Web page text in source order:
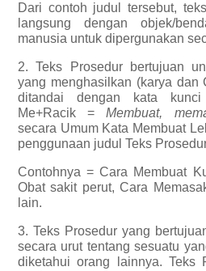
Dari contoh judul tersebut,
langsung dengan objek/
manusia untuk dipergunakan
2. Teks Prosedur bertujuan
yang menghasilkan (karya dan
ditandai dengan kata kunci
Me+Racik =Membuat,
secara Umum Kata Membuat
penggunaan judul Teks
Contohnya = Cara Membuat
Obat sakit perut, Cara
lain.
3. Teks Prosedur yang
secara urut tentang sesuatu
diketahui orang lainnya. Teks